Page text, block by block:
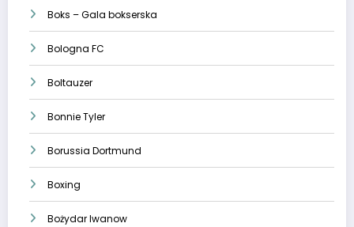
Boks – Gala bokserska
Bologna FC
Boltauzer
Bonnie Tyler
Borussia Dortmund
Boxing
Bożydar Iwanow